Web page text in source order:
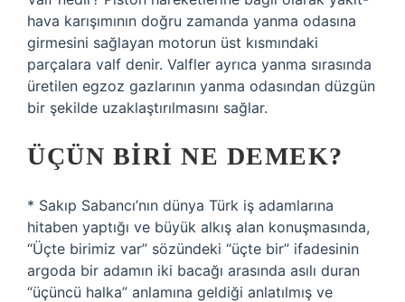
hava karışımının doğru zamanda yanma odasına
girmesini sağlayan motorun üst kısmındaki
parçalara valf denir. Valfler ayrıca yanma sırasında
üretilen egzoz gazlarının yanma odasından düzgün
bir şekilde uzaklaştırılmasını sağlar.
ÜÇÜN BIRI NE DEMEK?
* Sakıp Sabancı’nın dünya Türk iş adamlarına
hitaben yaptığı ve büyük alkış alan konuşmasında,
“Üçte birimiz var” sözündeki “üçte bir” ifadesinin
argoda bir adamın iki bacağı arasında asılı duran
“üçüncü halka” anlamına geldiği anlatılmış ve